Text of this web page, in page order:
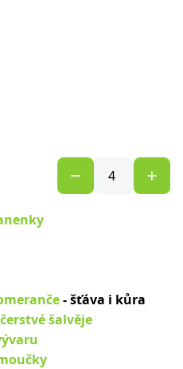
- šťáva i kůra
šalvěje